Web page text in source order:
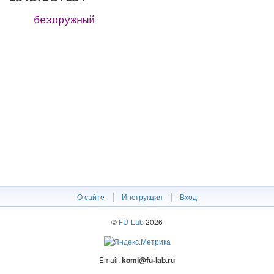
безоружный
О сайте | Инструкция | Вход
© FU-Lab2026
Email:komi@fu-lab.ru